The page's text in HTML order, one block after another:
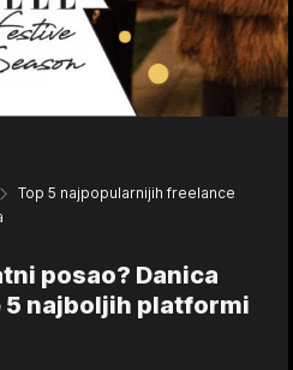
Top 5 najpopularnijih freelance
posao? Danica
najboljih platformi